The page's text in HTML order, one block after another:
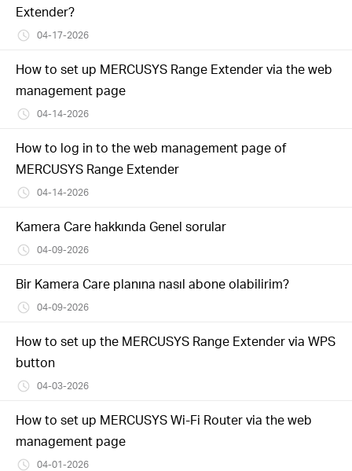
Extender?
04-17-2026
How to set up MERCUSYS Range Extender via the web
management page
04-14-2026
How to log in to the web management page of
MERCUSYS Range Extender
04-14-2026
Kamera Care hakkında Genel sorular
04-09-2026
Bir Kamera Care planına nasıl abone olabilirim?
04-09-2026
How to set up the MERCUSYS Range Extender via WPS
button
04-03-2026
How to set up MERCUSYS Wi-Fi Router via the web
management page
04-01-2026